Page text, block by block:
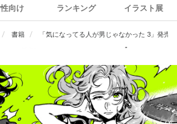
向け ランキング イラスト展
書籍 「気になってる人が男じゃなかった 3」発売